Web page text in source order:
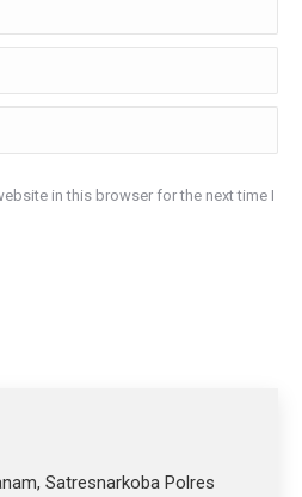
in this browser for the next time I
Satresnarkoba Polres